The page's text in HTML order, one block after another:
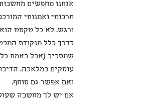
אנחנו מחפשים
תרבותי ואמנותי
ורגש. לא כל טקסט
בדרך כלל מנקודת
שמסביב (אבל באמת
עוסקים במלאכה.
ואם אפשר גם סוחף.
אם יש לך מחשבה